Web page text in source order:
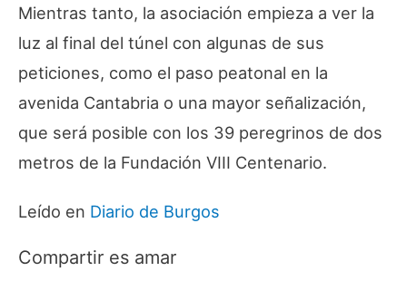
Mientras tanto, la asociación empieza a ver la
luz al final del túnel con algunas de sus
peticiones, como el paso peatonal en la
avenida Cantabria o una mayor señalización,
que será posible con los 39 peregrinos de dos
metros de la Fundación VIII Centenario.
Leído en Diario de Burgos
Compartir es amar